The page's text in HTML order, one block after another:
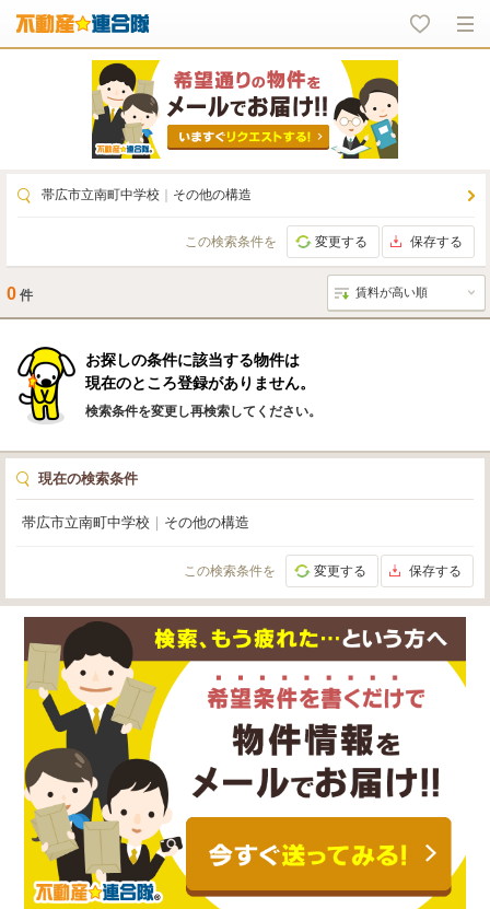
帯広市立南町中学校 その他の構造
この検索条件を 変更する 保存する
0 件
お探しの条件に該当する物件は
現在のところ登録がありません。
検索条件を変更し再検索してください。
現在の検索条件
帯広市立南町中学校 その他の構造
この検索条件を 変更する 保存する